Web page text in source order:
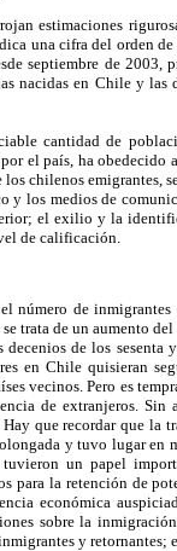
estimaciones
una cifra del orden de
septiembre de 2003,
nacidas en Chile y las
cantidad de
el país, ha obedecido
chilenos emigrantes,
y los medios de
el exilio y la
de calificación.
número de inmigrantes
trata de un aumento
de los sesenta
en Chile quisieran
vecinos. Pero es
de extranjeros. Sin
que recordar que la
y tuvo lugar en
un papel
para la retención de
económica
sobre la
y retornantes;